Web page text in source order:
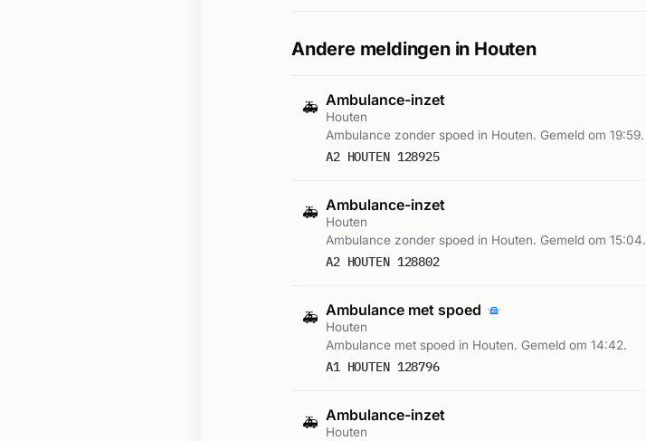
Andere meldingen in Houten
🚑 Ambulance-inzet
Houten
Ambulance zonder spoed in Houten. Gemeld om 19:59.
A2 HOUTEN 128925
🚑 Ambulance-inzet
Houten
Ambulance zonder spoed in Houten. Gemeld om 15:04.
A2 HOUTEN 128802
🚑 Ambulance met spoed
Houten
Ambulance met spoed in Houten. Gemeld om 14:42.
A1 HOUTEN 128796
🚑 Ambulance-inzet
Houten